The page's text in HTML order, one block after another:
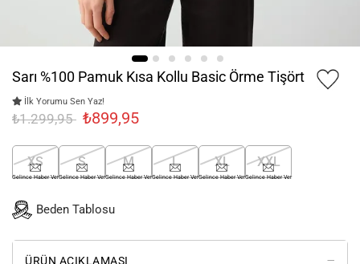
Sarı %100 Pamuk Kısa Kollu Basic Örme Tişört
İlk Yorumu Sen Yaz!
₺1.299,95 ₺899,95
XS
Gelince Haber Ver
S
Gelince Haber Ver
M
Gelince Haber Ver
L
Gelince Haber Ver
XL
Gelince Haber Ver
XXL
Gelince Haber Ver
Beden Tablosu
ÜRÜN AÇIKLAMASI